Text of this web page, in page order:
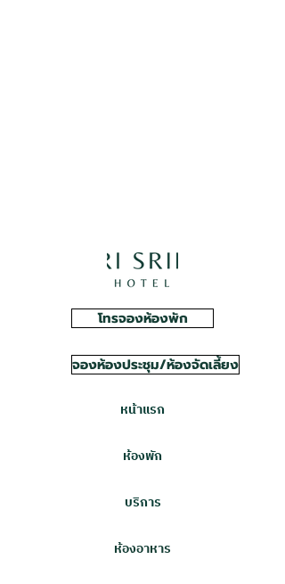
โทรจองห้องพัก
จองห้องประชุม/ห้องจัดเลี้ยง
หน้าแรก
ห้องพัก
บริการ
ห้องอาหาร